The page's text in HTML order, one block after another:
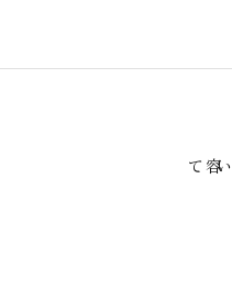
私たちについて事業内容